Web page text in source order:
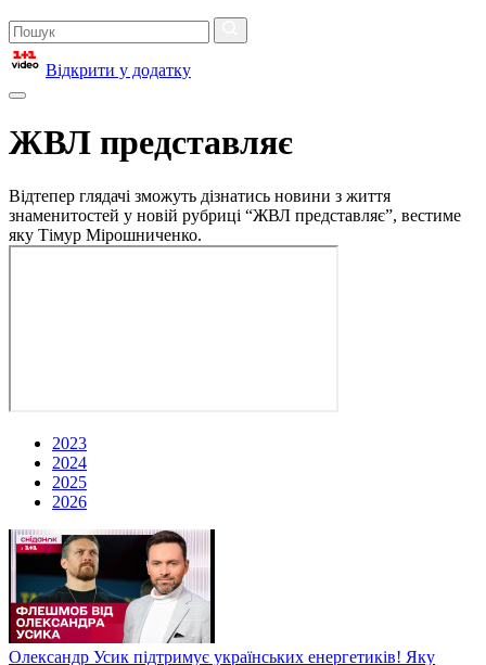
Відкрити у додатку
ЖВЛ представляє
Відтепер глядачі зможуть дізнатись новини з життя
знаменитостей у новій рубриці “ЖВЛ представляє”, вестиме
яку Тімур Мірошниченко.
2023
2024
2025
2026
Олександр Усик підтримує українських енергетиків! Яку